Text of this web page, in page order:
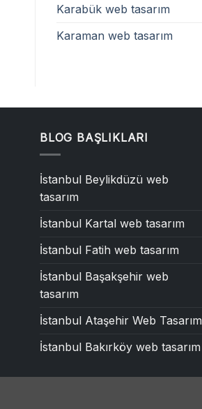
Karabük web tasarım
Karaman web tasarım
BLOG BAŞLIKLARI
İstanbul Beylikdüzü web
tasarım
İstanbul Kartal web tasarım
İstanbul Fatih web tasarım
İstanbul Başakşehir web
tasarım
İstanbul Ataşehir Web Tasarım
İstanbul Bakırköy web tasarım